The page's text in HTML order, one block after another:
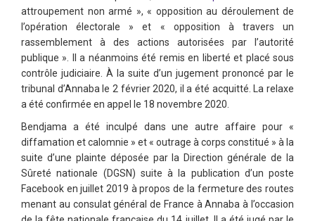
attroupement non armé », « opposition au déroulement de
l’opération électorale » et « opposition à travers un
rassemblement à des actions autorisées par l’autorité
publique ». Il a néanmoins été remis en liberté et placé sous
contrôle judiciaire. À la suite d’un jugement prononcé par le
tribunal d’Annaba le 2 février 2020, il a été acquitté. La relaxe
a été confirmée en appel le 18 novembre 2020.
Bendjama a été inculpé dans une autre affaire pour «
diffamation et calomnie » et « outrage à corps constitué » à la
suite d’une plainte déposée par la Direction générale de la
Sûreté nationale (DGSN) suite à la publication d’un poste
Facebook en juillet 2019 à propos de la fermeture des routes
menant au consulat général de France à Annaba à l’occasion